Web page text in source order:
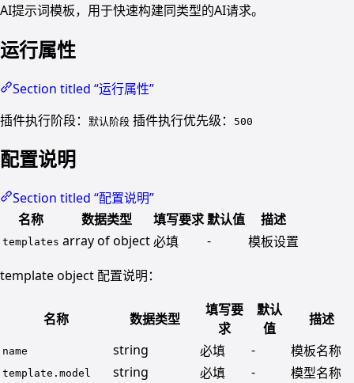
AI提示词模板，用于快速构建同类型的AI请求。
运行属性
Section titled “运行属性”
插件执行阶段：
默认阶段 插件执行优先级： 500
配置说明
Section titled “配置说明”
名称
数据类型 填写要求 默认值 描述
templates array of object必填 -
模板设置
template object 配置说明：
名称 数据类型
填写要
求
默认
值
描述
name string 必填 - 模板名称
template.model string 必填 - 模型名称